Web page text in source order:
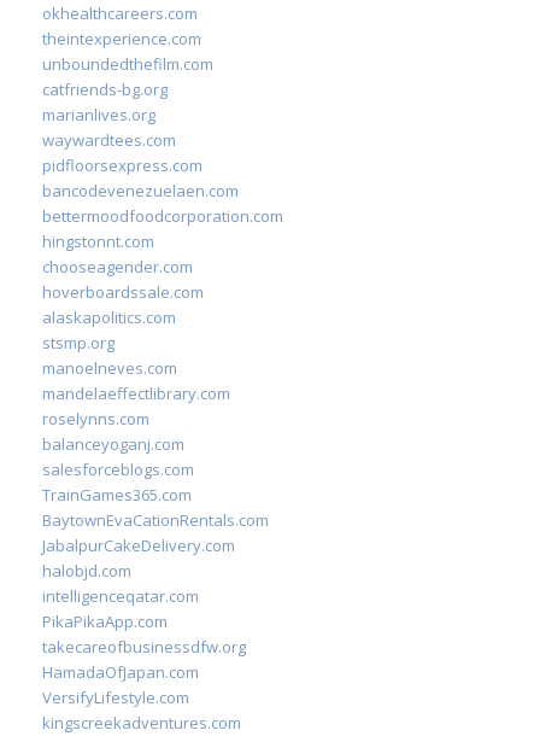
okhealthcareers.com
theintexperience.com
unboundedthefilm.com
catfriends-bg.org
marianlives.org
waywardtees.com
pidfloorsexpress.com
bancodevenezuelaen.com
bettermoodfoodcorporation.com
hingstonnt.com
chooseagender.com
hoverboardssale.com
alaskapolitics.com
stsmp.org
manoelneves.com
mandelaeffectlibrary.com
roselynns.com
balanceyoganj.com
salesforceblogs.com
TrainGames365.com
BaytownEvaCationRentals.com
JabalpurCakeDelivery.com
halobjd.com
intelligenceqatar.com
PikaPikaApp.com
takecareofbusinessdfw.org
HamadaOfJapan.com
VersifyLifestyle.com
kingscreekadventures.com